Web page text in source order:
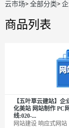
云市场>全部分类>
商品列表
【五叶草云建站】
化美站 网站制作 PC
线:020-...
网站建设 响应式网